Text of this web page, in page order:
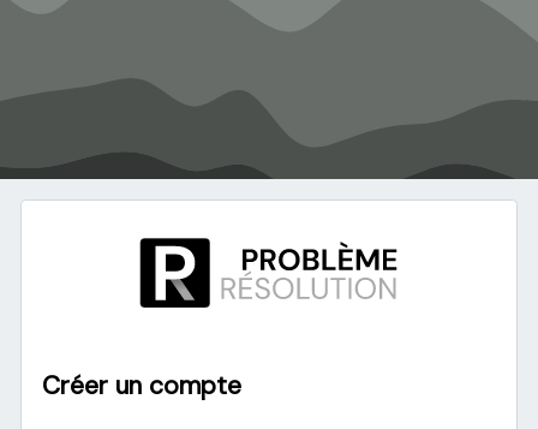
Créer un compte